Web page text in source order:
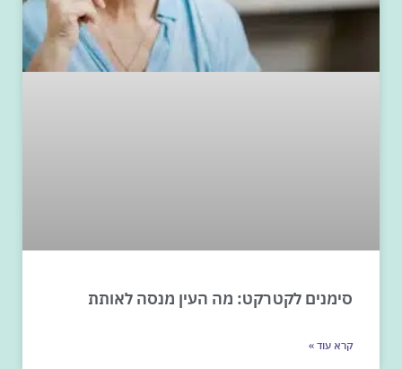
סימנים לקטרקט: מה העין מנסה לאותת
קרא עוד »